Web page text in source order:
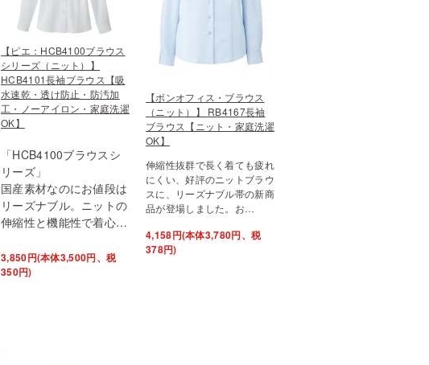
【ピエ：HCB4100ブラウス
シリーズ（ニット）】
HCB4101長袖ブラウス【吸
水速乾・透け防止・防汚加
工・ノーアイロン・家庭洗濯
OK】
「HCB4100ブラウスシ
リーズ」
国産素材なのにお値段は
リーズナブル。ニットの
伸縮性と機能性で着心…
3,850円(本体3,500円、税
350円)
【ボンオフィス・ブラウス
（ニット）】 RB4167長袖
ブラウス【ニット・家庭洗濯
OK】
伸縮性抜群で長く着ても疲れ
にくい、好評のニットブラウ
スに、リーズナブル帯の新商
品が登場しました。お…
4,158円(本体3,780円、税
378円)